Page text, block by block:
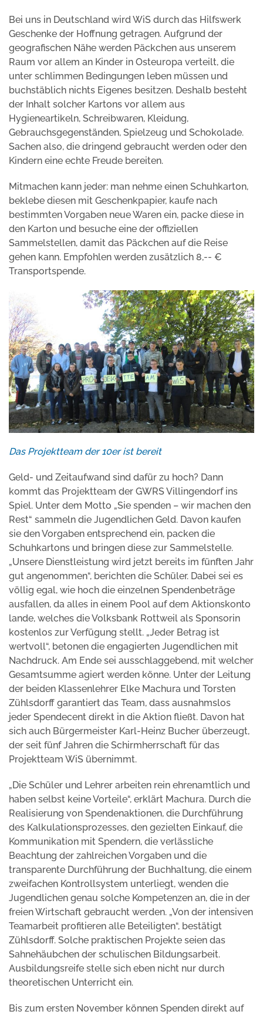
Bei uns in Deutschland wird WiS durch das Hilfswerk
Geschenke der Hoffnung getragen. Aufgrund der
geografischen Nähe werden Päckchen aus unserem
Raum vor allem an Kinder in Osteuropa verteilt, die
unter schlimmen Bedingungen leben müssen und
buchstäblich nichts Eigenes besitzen. Deshalb besteht
der Inhalt solcher Kartons vor allem aus
Hygieneartikeln, Schreibwaren, Kleidung,
Gebrauchsgegenständen, Spielzeug und Schokolade.
Sachen also, die dringend gebraucht werden oder den
Kindern eine echte Freude bereiten.
Mitmachen kann jeder: man nehme einen Schuhkarton,
beklebe diesen mit Geschenkpapier, kaufe nach
bestimmten Vorgaben neue Waren ein, packe diese in
den Karton und besuche eine der offiziellen
Sammelstellen, damit das Päckchen auf die Reise
gehen kann. Empfohlen werden zusätzlich 8,-- €
Transportspende.
Das Projektteam der 10er ist bereit
Geld- und Zeitaufwand sind dafür zu hoch? Dann
kommt das Projektteam der GWRS Villingendorf ins
Spiel. Unter dem Motto „Sie spenden – wir machen den
Rest“ sammeln die Jugendlichen Geld. Davon kaufen
sie den Vorgaben entsprechend ein, packen die
Schuhkartons und bringen diese zur Sammelstelle.
„Unsere Dienstleistung wird jetzt bereits im fünften Jahr
gut angenommen“, berichten die Schüler. Dabei sei es
völlig egal, wie hoch die einzelnen Spendenbeträge
ausfallen, da alles in einem Pool auf dem Aktionskonto
lande, welches die Volksbank Rottweil als Sponsorin
kostenlos zur Verfügung stellt. „Jeder Betrag ist
wertvoll“, betonen die engagierten Jugendlichen mit
Nachdruck. Am Ende sei ausschlaggebend, mit welcher
Gesamtsumme agiert werden könne. Unter der Leitung
der beiden Klassenlehrer Elke Machura und Torsten
Zühlsdorff garantiert das Team, dass ausnahmslos
jeder Spendecent direkt in die Aktion fließt. Davon hat
sich auch Bürgermeister Karl-Heinz Bucher überzeugt,
der seit fünf Jahren die Schirmherrschaft für das
Projektteam WiS übernimmt.
„Die Schüler und Lehrer arbeiten rein ehrenamtlich und
haben selbst keine Vorteile“, erklärt Machura. Durch die
Realisierung von Spendenaktionen, die Durchführung
des Kalkulationsprozesses, den gezielten Einkauf, die
Kommunikation mit Spendern, die verlässliche
Beachtung der zahlreichen Vorgaben und die
transparente Durchführung der Buchhaltung, die einem
zweifachen Kontrollsystem unterliegt, wenden die
Jugendlichen genau solche Kompetenzen an, die in der
freien Wirtschaft gebraucht werden. „Von der intensiven
Teamarbeit profitieren alle Beteiligten“, bestätigt
Zühlsdorff. Solche praktischen Projekte seien das
Sahnehäubchen der schulischen Bildungsarbeit.
Ausbildungsreife stelle sich eben nicht nur durch
theoretischen Unterricht ein.
Bis zum ersten November können Spenden direkt auf